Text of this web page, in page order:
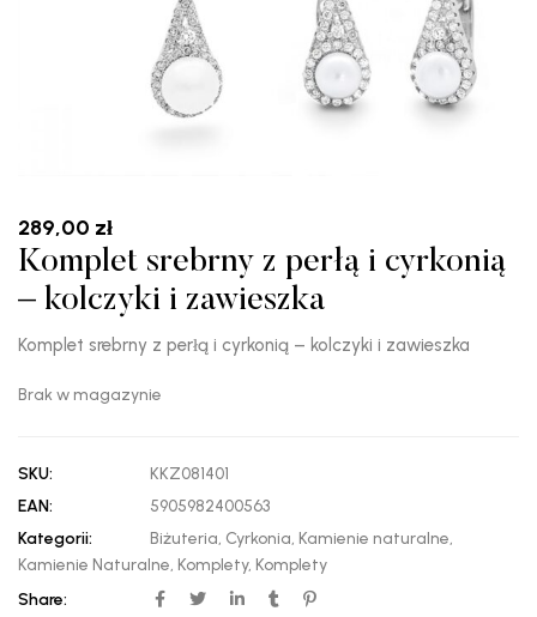
289,00 zł
Komplet srebrny z perłą i cyrkonią
– kolczyki i zawieszka
Komplet srebrny z perłą i cyrkonią – kolczyki i zawieszka
Brak w magazynie
SKU:
KKZ081401
EAN:
5905982400563
Kategorii:
Biżuteria, Cyrkonia, Kamienie naturalne,
Kamienie Naturalne, Komplety, Komplety
Share: